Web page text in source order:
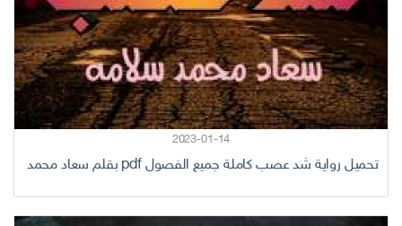
2023-01-14
تحميل رواية شد عصب كاملة جميع الفصول pdf بقلم سعاد محمد سلامة